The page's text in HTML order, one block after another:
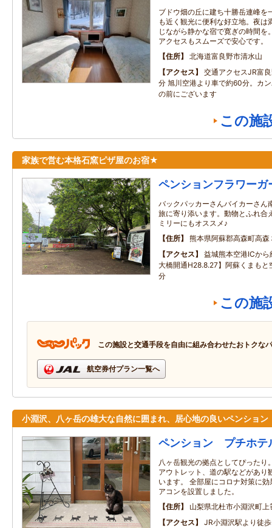
ブドウ畑の丘に建ち十勝岳連峰を
も近く観光に便利な好立地。夜は
じながら静かな宿で寛ぎの時間を
アクセスもスムーズで安心です。
住所
北海道富良野市清水山
アクセス
交通アクセスJR富
分 旭川空港より車で約60分。カ
の前にございます
この施
家族で営む本格石窯ピザ屋のお宿★
ペンションフラワーガ
バックパッカーさんバイカーさん
旅に寄り添います。動物とふれ合
ミリーにもオススメ♪
住所
熊本県阿蘇郡高森町高森
アクセス
益城熊本空港IC
大橋開通H28.8.27】阿蘇くまも
分
この施
この施設と交通手段を自由に組み合わせたおトクな
航空券付プラン一覧へ
小淵沢、八ヶ岳の雄大な自然に囲まれ、居心地の良いペンション
ペンション プチホ
八ヶ岳観光の拠点としてぴったり
アウトレット、道の駅などがあり
います。 全部屋にコロナ対策に
アコンを設置しました。
住所
山梨県北杜市小淵沢町
アクセス
JR小淵沢駅より徒